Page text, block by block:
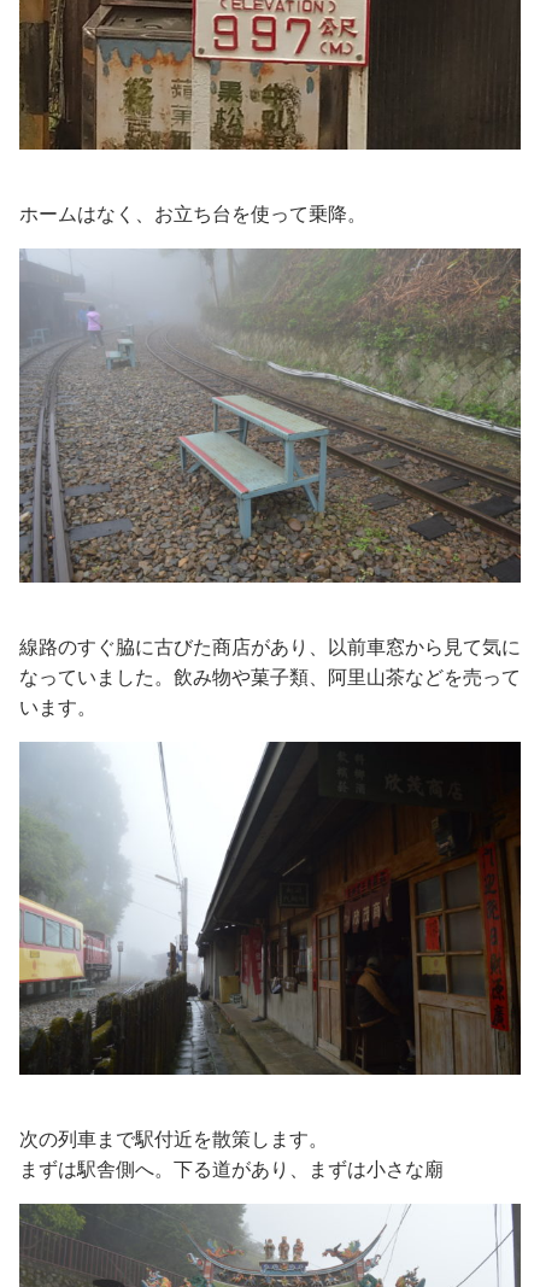
ホームはなく、お立ち台を使って乗降。
線路のすぐ脇に古びた商店があり、以前車窓から見て気に
なっていました。飲み物や菓子類、阿里山茶などを売って
います。
次の列車まで駅付近を散策します。
まずは駅舎側へ。下る道があり、まずは小さな廟